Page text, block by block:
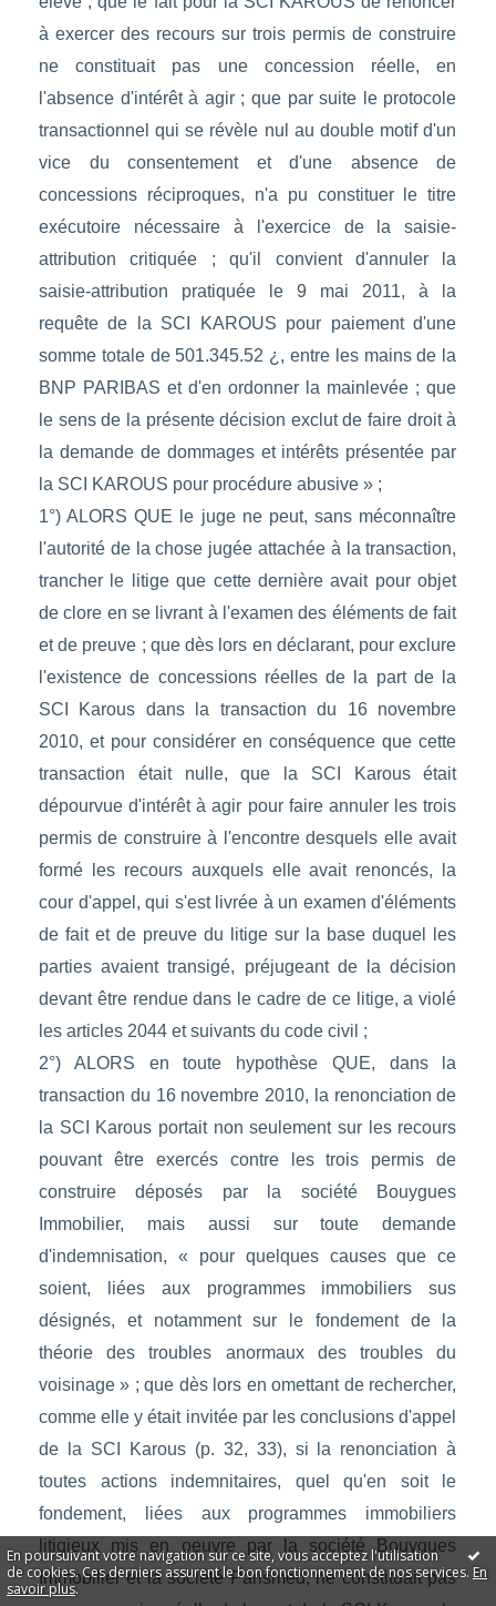
En poursuivant votre navigation sur ce site, vous acceptez l'utilisation
de cookies. Ces derniers assurent le bon fonctionnement de nos services. En
savoir plus.
1°) ALORS QUE le juge ne peut, sans méconnaître
l'autorité de la chose jugée attachée à la transaction,
trancher le litige que cette dernière avait pour objet
de clore en se livrant à l'examen des éléments de fait
et de preuve ; que dès lors en déclarant, pour exclure
l'existence de concessions réelles de la part de la
SCI Karous dans la transaction du 16 novembre
2010, et pour considérer en conséquence que cette
transaction était nulle, que la SCI Karous était
dépourvue d'intérêt à agir pour faire annuler les trois
permis de construire à l'encontre desquels elle avait
formé les recours auxquels elle avait renoncés, la
cour d'appel, qui s'est livrée à un examen d'éléments
de fait et de preuve du litige sur la base duquel les
parties avaient transigé, préjugeant de la décision
devant être rendue dans le cadre de ce litige, a violé
les articles 2044 et suivants du code civil ;
2°) ALORS en toute hypothèse QUE, dans la
transaction du 16 novembre 2010, la renonciation de
la SCI Karous portait non seulement sur les recours
pouvant être exercés contre les trois permis de
construire déposés par la société Bouygues
Immobilier, mais aussi sur toute demande
d'indemnisation, « pour quelques causes que ce
soient, liées aux programmes immobiliers sus
désignés, et notamment sur le fondement de la
théorie des troubles anormaux des troubles du
voisinage » ; que dès lors en omettant de rechercher,
comme elle y était invitée par les conclusions d'appel
de la SCI Karous (p. 32, 33), si la renonciation à
toutes actions indemnitaires, quel qu'en soit le
fondement, liées aux programmes immobiliers
litigieux mis en oeuvre par la société Bouygues
Immobilier et la société Parismed, ne constituait pas